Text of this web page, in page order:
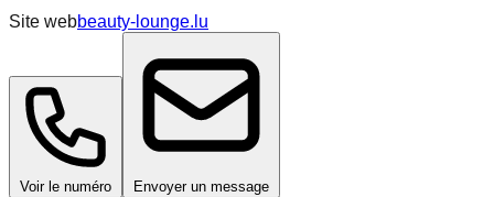
Site webbeauty-lounge.lu
Voir le numéro Envoyer un message